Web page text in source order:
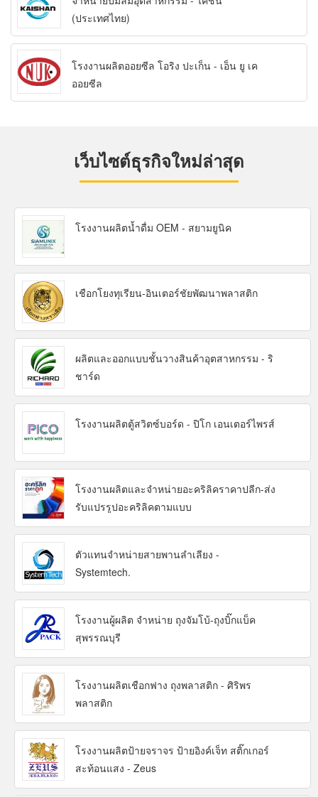
(ประเทศไทย)
โรงงานผลิตออยซีล โอริง ปะเก็น - เอ็น ยู เค
ออยซีล
เว็บไซต์ธุรกิจใหม่ล่าสุด
โรงงานผลิตน้ำดื่ม OEM - สยามยูนิค
เชือกโยงทุเรียน-อินเตอร์ชัยพัฒนาพลาสติก
ผลิตและออกแบบชั้นวางสินค้าอุตสาหกรรม - ริ
ชาร์ด
โรงงานผลิตตู้สวิตซ์บอร์ด - ปิโก เอนเตอร์ไพรส์
โรงงานผลิตและจำหน่ายอะคริลิคราคาปลีก-ส่ง
รับแปรรูปอะคริลิคตามแบบ
ตัวแทนจำหน่ายสายพานลำเลียง -
Systemtech.
โรงงานผู้ผลิต จำหน่าย ถุงจัมโบ้-ถุงบิ๊กแบ็ค
สุพรรณบุรี
โรงงานผลิตเชือกฟาง ถุงพลาสติก - ศิริพร
พลาสติก
โรงงานผลิตป้ายจราจร ป้ายอิงค์เจ็ท สติ๊กเกอร์
สะท้อนแสง - Zeus